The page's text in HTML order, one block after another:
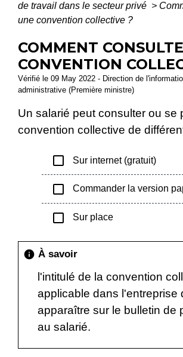
de travail dans le secteur privé >
une convention collective ?
COMMENT
CONVENTION
Vérifié le 09 May 2022 - Direction de
administrative (Première ministre)
Un salarié peut consulter ou se
convention collective de
check_box_outline_blank Sur internet (gratuit)
check_box_outline_blank Commander la version
check_box_outline_blank Sur place
info À savoir
l'intitulé de la convention
applicable dans l'entreprise
apparaître sur le bulletin de
au salarié.